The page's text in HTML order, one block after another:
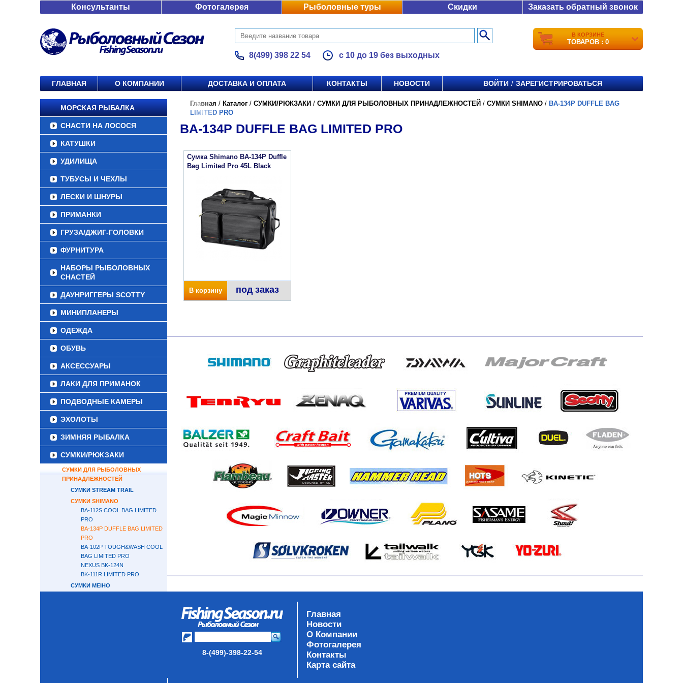
Консультанты Фотогалерея Рыболовные туры Скидки Заказать обратный звонок
8(499) 398 22 54 с 10 до 19 без выходных
В КОРЗИНЕ
ТОВАРОВ : 0
ГЛАВНАЯ О КОМПАНИИ ДОСТАВКА И ОПЛАТА КОНТАКТЫ НОВОСТИ ВОЙТИ / ЗАРЕГИСТРИРОВАТЬСЯ
МОРСКАЯ РЫБАЛКА
СНАСТИ НА ЛОСОСЯ
КАТУШКИ
УДИЛИЩА
ТУБУСЫ И ЧЕХЛЫ
ЛЕСКИ И ШНУРЫ
ПРИМАНКИ
ГРУЗА/ДЖИГ-ГОЛОВКИ
ФУРНИТУРА
НАБОРЫ РЫБОЛОВНЫХ
СНАСТЕЙ
ДАУНРИГГЕРЫ SCOTTY
МИНИПЛАНЕРЫ
ОДЕЖДА
ОБУВЬ
АКСЕССУАРЫ
ЛАКИ ДЛЯ ПРИМАНОК
ПОДВОДНЫЕ КАМЕРЫ
ЭХОЛОТЫ
ЗИМНЯЯ РЫБАЛКА
СУМКИ/РЮКЗАКИ
СУМКИ ДЛЯ РЫБОЛОВНЫХ
ПРИНАДЛЕЖНОСТЕЙ
СУМКИ STREAM TRAIL
СУМКИ SHIMANO
BA-112S COOL BAG LIMITED
PRO
BA-134P DUFFLE BAG LIMITED
PRO
BA-102P TOUGH&WASH COOL
BAG LIMITED PRO
NEXUS BK-124N
BK-111R LIMITED PRO
СУМКИ MEIHO
Главная / Каталог / СУМКИ/РЮКЗАКИ / СУМКИ ДЛЯ РЫБОЛОВНЫХ ПРИНАДЛЕЖНОСТЕЙ / СУМКИ SHIMANO / BA-134P DUFFLE BAG
LIMITED PRO
BA-134P DUFFLE BAG LIMITED PRO
Сумка Shimano BA-134P Duffle
Bag Limited Pro 45L Black
В корзину под заказ
8-(499)-398-22-54
Главная
Новости
О Компании
Фотогалерея
Контакты
Карта сайта